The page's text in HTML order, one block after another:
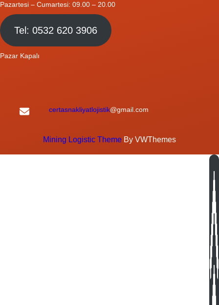
Pazartesi – Cumartesi: 09.00 – 20.00
Tel: 0532 620 3906
Pazar Kapalı
certasnakliyatlojistik@gmail.com
Mining Logistic Theme By VWThemes